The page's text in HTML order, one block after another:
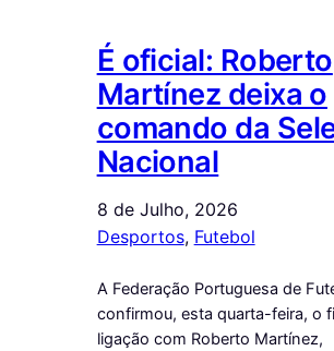
É oficial: Roberto
Martínez deixa o
comando da
Nacional
8 de Julho, 2026
Desportos, Futebol
A Federação Portuguesa de
confirmou, esta quarta-feira, o
ligação com Roberto Martínez,